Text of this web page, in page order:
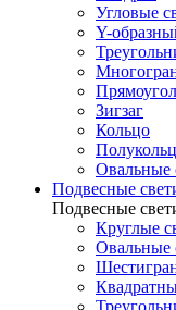
Угловые
Y-
Зигзаг
Кольцо
Овальные
Подвесные
Подвесные
Круглые
Овальные